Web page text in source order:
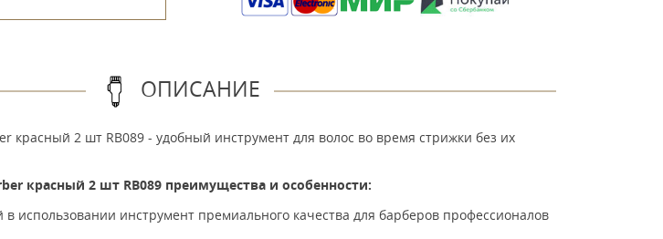
ОПИСАНИЕ
красный 2 шт RB089 - удобный инструмент для волос во время стрижки без их
красный 2 шт RB089 преимущества и особенности:
в использовании инструмент премиального качества для барберов профессионалов